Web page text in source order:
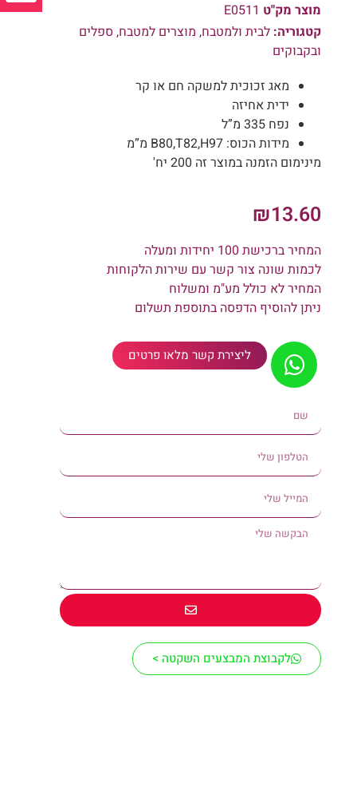
מוצר מק"ט E0511
קטגוריה: לבית ולמטבח, מוצרים למטבח,ספלים
ובקבוקים
מאג זכוכית למשקה חם או קר
ידית אחיזה
נפח 335 מ”ל
מידות הכוס: B80,T82,H97 מ”מ
מינימום הזמנה במוצר זה 200 יח'
₪13.60
המחיר ברכישת 100 יחידות ומעלה
לכמות שונה צור קשר עם שירות הלקוחות
המחיר לא כולל מע"מ ומשלוח
ניתן להוסיף הדפסה בתוספת תשלום
ליצירת קשר מלאו פרטים
לקבוצת המבצעים השקטה >